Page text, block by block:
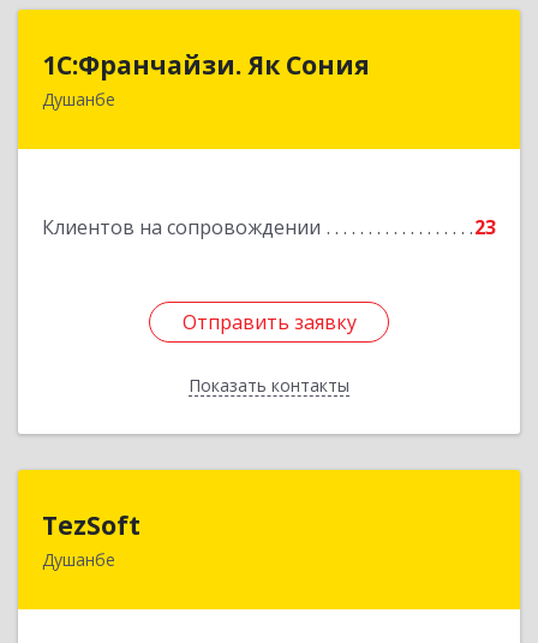
1С:Франчайзи. Як Сония
Душанбе
Клиентов на сопровождении 23
Отправить заявку
Показать контакты
1С:Франчайзи. Як Сония
Республика Таджикистан, 734013, г. Душанбе,
Отправить заявку
Назад
TezSoft
Душанбе
Таджикистан, г. Душанбе, ул. Дружбы народов,